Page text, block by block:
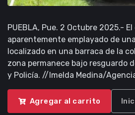
PUEBLA, Pue. 2 Octubre 2025.-
aparentemente emplayado de
localizado en una barraca de la
zona permanece bajo resguardo
y Policía. //Imelda Medina/
Agregar al carrito